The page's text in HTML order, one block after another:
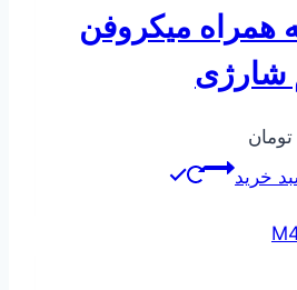
به همراه میکروفن
شارژی
تومان
خرید